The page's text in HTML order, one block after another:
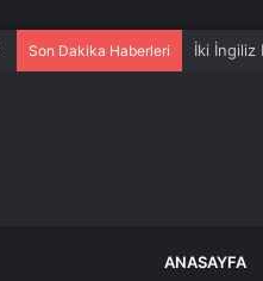
Son Dakika Haberleri İki İngiliz
ANASAYFA